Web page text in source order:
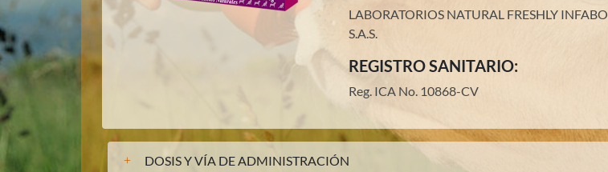
LABORATORIOS NATURAL FRESHLY INFABO
S.A.S.
REGISTRO SANITARIO:
Reg. ICA No. 10868-CV
DOSIS Y VÍA DE ADMINISTRACIÓN